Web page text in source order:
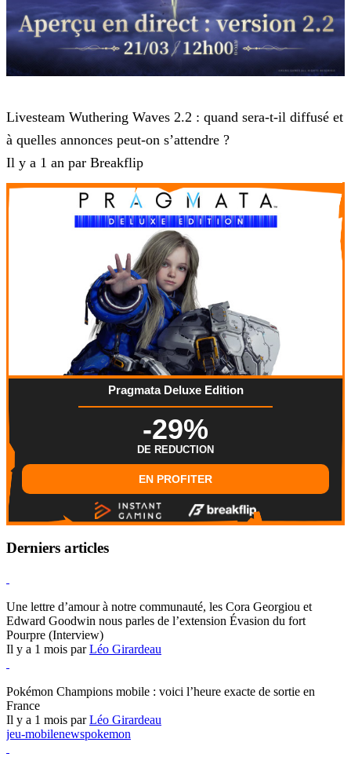
Livesteam Wuthering Waves 2.2 : quand sera-t-il diffusé et
à quelles annonces peut-on s’attendre ?
Il y a 1 an par Breakflip
Pragmata Deluxe Edition
-29%
DE REDUCTION
EN PROFITER
Derniers articles
Une lettre d’amour à notre communauté, les Cora Georgiou et
Edward Goodwin nous parles de l’extension Évasion du fort
Pourpre (Interview)
Il y a 1 mois parLéo Girardeau
Pokémon Champions mobile : voici l’heure exacte de sortie en
France
Il y a 1 mois parLéo Girardeau
jeu-mobilenewspokemon